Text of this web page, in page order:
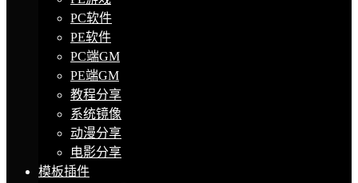
PC软件
PE软件
PC端GM
PE端GM
教程分享
系统镜像
动漫分享
电影分享
模板插件